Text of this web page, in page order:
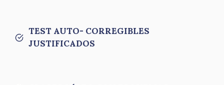
TEST AUTO- CORREGIBLES
JUSTIFICADOS